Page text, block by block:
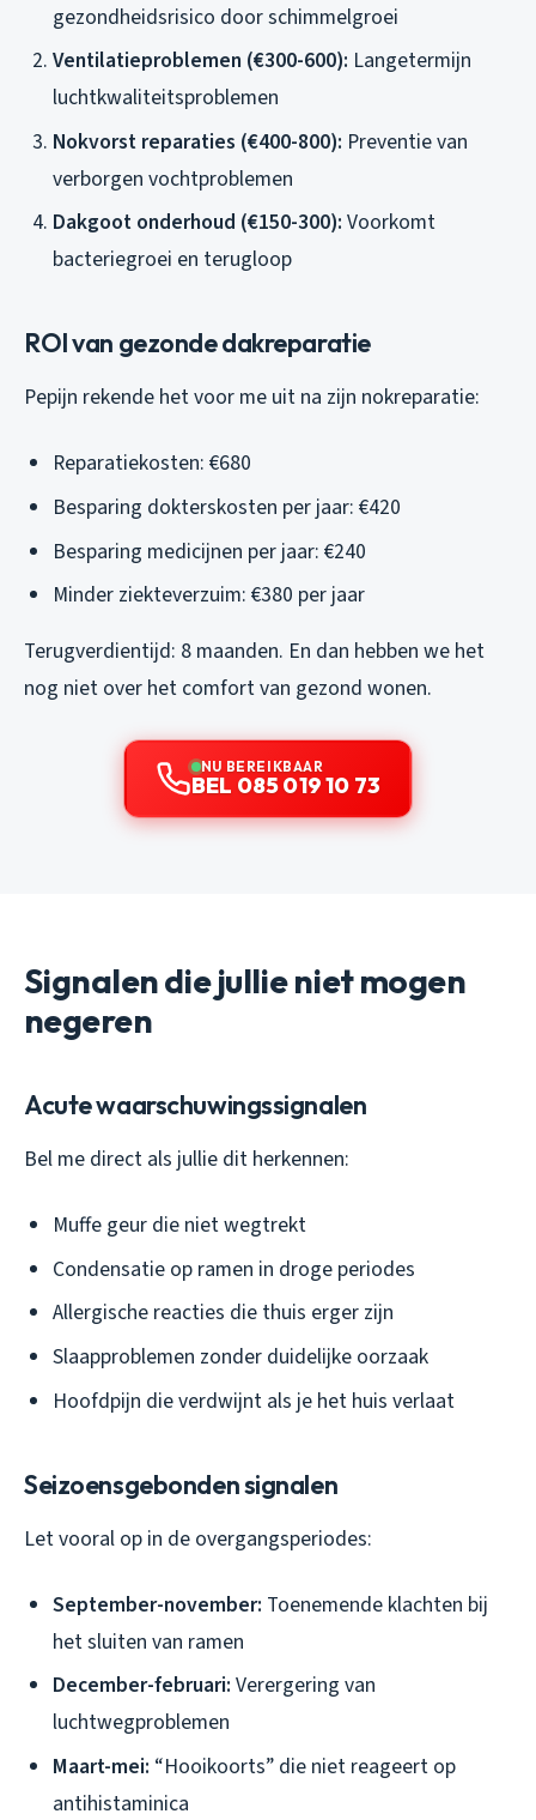
gezondheidsrisico door schimmelgroei
Ventilatieproblemen (€300-600): Langetermijn
luchtkwaliteitsproblemen
Nokvorst reparaties (€400-800): Preventie van
verborgen vochtproblemen
Dakgoot onderhoud (€150-300): Voorkomt
bacteriegroei en terugloop
ROI van gezonde dakreparatie
Pepijn rekende het voor me uit na zijn nokreparatie:
Reparatiekosten: €680
Besparing dokterskosten per jaar: €420
Besparing medicijnen per jaar: €240
Minder ziekteverzuim: €380 per jaar
Terugverdientijd: 8 maanden. En dan hebben we het
nog niet over het comfort van gezond wonen.
NU BEREIKBAAR
BEL 085 019 10 73
Signalen die jullie niet mogen
negeren
Acute waarschuwingssignalen
Bel me direct als jullie dit herkennen:
Muffe geur die niet wegtrekt
Condensatie op ramen in droge periodes
Allergische reacties die thuis erger zijn
Slaapproblemen zonder duidelijke oorzaak
Hoofdpijn die verdwijnt als je het huis verlaat
Seizoensgebonden signalen
Let vooral op in de overgangsperiodes:
September-november: Toenemende klachten bij
het sluiten van ramen
December-februari: Verergering van
luchtwegproblemen
Maart-mei: “Hooikoorts” die niet reageert op
antihistaminica